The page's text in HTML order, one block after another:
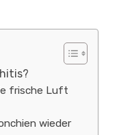
frische Luft
wieder